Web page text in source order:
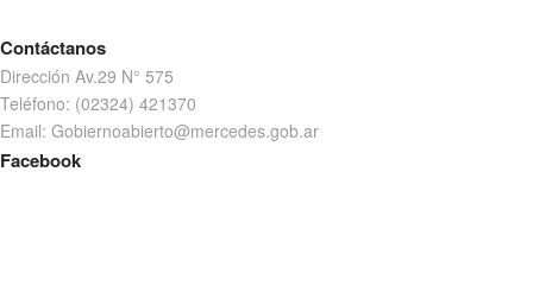
Contáctanos
Dirección Av.29 N° 575
Teléfono: (02324) 421370
Email: Gobiernoabierto@mercedes.gob.ar
Facebook